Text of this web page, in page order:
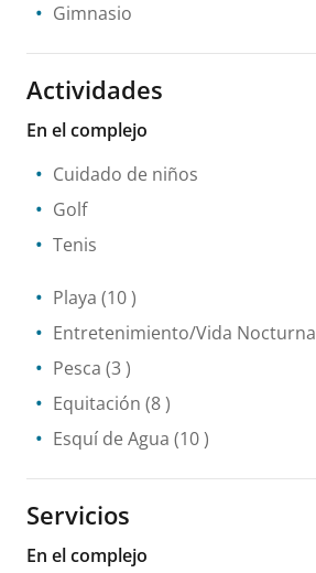
Gimnasio
Actividades
En el complejo
Cuidado de niños
Golf
Tenis
Playa (10 )
Entretenimiento/Vida Nocturna
Pesca (3 )
Equitación (8 )
Esquí de Agua (10 )
Servicios
En el complejo